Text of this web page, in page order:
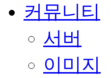
커뮤니티
서버
이미지